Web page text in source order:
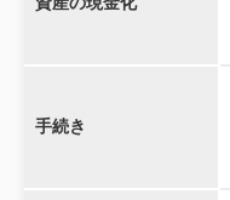
手続き